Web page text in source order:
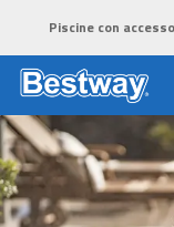
Piscine con